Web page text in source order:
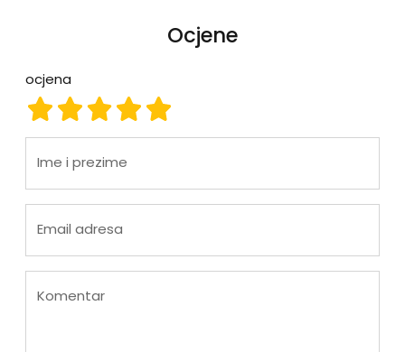
Ocjene
ocjena
ocjena 5
ocjena 4
ocjena 3
ocjena 2
ocjena 1
Ime i prezime
Email adresa
Komentar